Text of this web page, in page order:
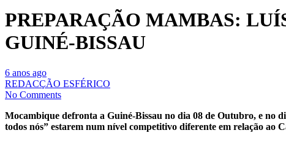
PREPARAÇÃO MAMBAS:
GUINÉ-BISSAU
6 anos ago
REDACÇÃO ESFÉRICO
No Comments
Mocambique defronta a Guiné-Bissau no dia 08 de Outubro, e no
todos nós” estarem num nível competitivo diferente em relação ao